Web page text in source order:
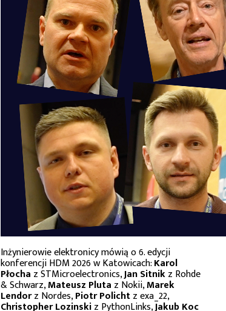
Inżynierowie elektronicy mówią o 6. edycji
konferencji HDM 2026 w Katowicach:Karol
Płocha z STMicroelectronics,Jan Sitnikz Rohde
& Schwarz,Mateusz Pluta z Nokii,Marek
Lendorz Nordes,Piotr Polichtz exa_22,
Christopher Lozinskiz PythonLinks,Jakub Koc